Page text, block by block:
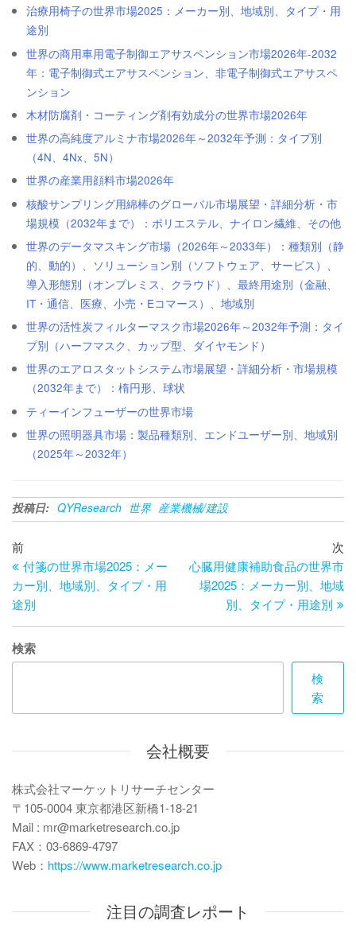
治療用椅子の世界市場2025：メーカー別、地域別、タイプ・用
途別
世界の商用車用電子制御エアサスペンション市場2026年-2032
年：電子制御式エアサスペンション、非電子制御式エアサスペ
ンション
木材防腐剤・コーティング剤有効成分の世界市場2026年
世界の高純度アルミナ市場2026年～2032年予測：タイプ別
（4N、4Nx、5N）
世界の産業用顔料市場2026年
核酸サンプリング用綿棒のグローバル市場展望・詳細分析・市
場規模（2032年まで）：ポリエステル、ナイロン繊維、その他
世界のデータマスキング市場（2026年～2033年）：種類別（静
的、動的）、ソリューション別（ソフトウェア、サービス）、
導入形態別（オンプレミス、クラウド）、最終用途別（金融、
IT・通信、医療、小売・Eコマース）、地域別
世界の活性炭フィルターマスク市場2026年～2032年予測：タイ
プ別（ハーフマスク、カップ型、ダイヤモンド）
世界のエアロスタットシステム市場展望・詳細分析・市場規模
（2032年まで）：楕円形、球状
ティーインフューザーの世界市場
世界の照明器具市場：製品種類別、エンドユーザー別、地域別
（2025年～2032年）
投稿日: QYResearch 世界 産業機械/建設
投
稿
ナ
ビ
ゲ
シ
ン
過
去
の
投
稿
前
付箋の世界市場2025：メー
カー別、地域別、タイプ・用
途別
の
投
次
心臓用健康補助食品の世界市
場2025：メーカー別、地域
別、タイプ・用途別
検索
検
索
会社概要
株式会社マーケットリサーチセンター
〒105-0004 東京都港区新橋1-18-21
Mail : mr@marketresearch.co.jp
FAX：03-6869-4797
Web： https://www.marketresearch.co.jp
注目の調査レポート